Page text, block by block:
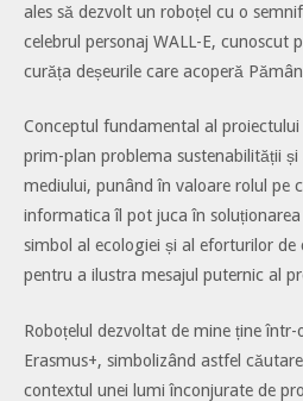
ales să dezvolt un roboțel cu o
celebrul personaj WALL-E, cunoscut
curăța deșeurile care acoperă
Conceptul fundamental al
prim-plan problema sustenabilității
mediului, punând în valoare rolul pe
informatica îl pot juca în
simbol al ecologiei și al eforturilor
pentru a ilustra mesajul puternic al
Roboțelul dezvoltat de mine ține
Erasmus+, simbolizând astfel
contextul unei lumi înconjurate de